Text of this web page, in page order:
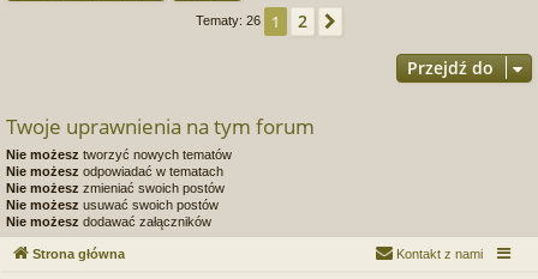
Tematy: 26 1 2
Przejdź do
Twoje uprawnienia na tym forum
Nie możesz tworzyć nowych tematów
Nie możesz odpowiadać w tematach
Nie możesz zmieniać swoich postów
Nie możesz usuwać swoich postów
Nie możesz dodawać załączników
Strona główna Kontakt z nami